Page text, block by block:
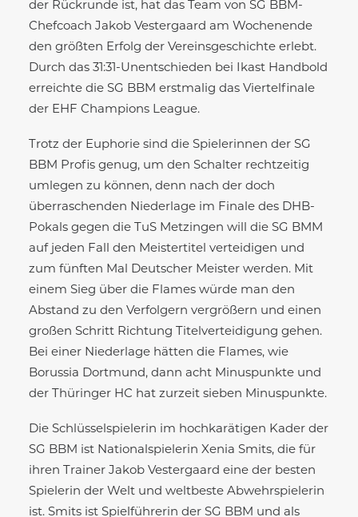
der Rückrunde ist, hat das Team von SG BBM-
Chefcoach Jakob Vestergaard am Wochenende
den größten Erfolg der Vereinsgeschichte erlebt.
Durch das 31:31-Unentschieden bei Ikast Handbold
erreichte die SG BBM erstmalig das Viertelfinale
der EHF Champions League.
Trotz der Euphorie sind die Spielerinnen der SG
BBM Profis genug, um den Schalter rechtzeitig
umlegen zu können, denn nach der doch
überraschenden Niederlage im Finale des DHB-
Pokals gegen die TuS Metzingen will die SG BMM
auf jeden Fall den Meistertitel verteidigen und
zum fünften Mal Deutscher Meister werden. Mit
einem Sieg über die Flames würde man den
Abstand zu den Verfolgern vergrößern und einen
großen Schritt Richtung Titelverteidigung gehen.
Bei einer Niederlage hätten die Flames, wie
Borussia Dortmund, dann acht Minuspunkte und
der Thüringer HC hat zurzeit sieben Minuspunkte.
Die Schlüsselspielerin im hochkarätigen Kader der
SG BBM ist Nationalspielerin Xenia Smits, die für
ihren Trainer Jakob Vestergaard eine der besten
Spielerin der Welt und weltbeste Abwehrspielerin
ist. Smits ist Spielführerin der SG BBM und als